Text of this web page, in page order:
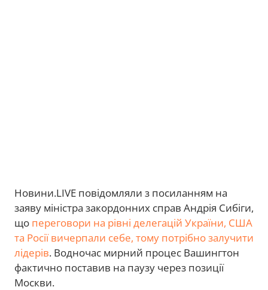
Новини.LIVE повідомляли з посиланням на
заяву міністра закордонних справ Андрія Сибіги,
що переговори на рівні делегацій України, США
та Росії вичерпали себе, тому потрібно залучити
лідерів. Водночас мирний процес Вашингтон
фактично поставив на паузу через позиції
Москви.